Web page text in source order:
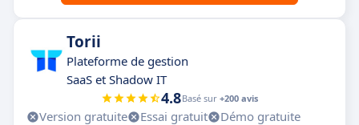
Torii
Plateforme de gestion
SaaS et Shadow IT
4.8Basé sur +200 avis
Version gratuite Essai gratuit
Démo gratuite